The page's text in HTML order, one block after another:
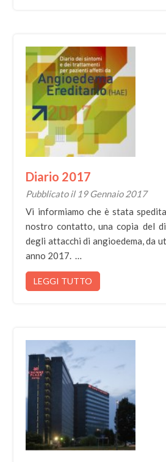
Diario 2017
Pubblicato il 19 Gennaio 2017
Vi informiamo che è stata
nostro contatto, una copia del
degli attacchi di angioedema, da
anno 2017. …
LEGGI TUTTO